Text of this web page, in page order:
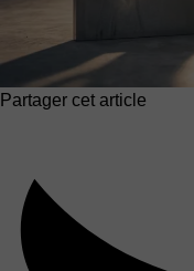
Partager cet article